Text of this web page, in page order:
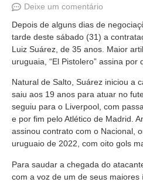
Deixe um comentário
Depois de alguns dias de
tarde deste sábado (31) a
Luiz Suárez, de 35 anos. Maior
uruguaia, “El Pistolero” assina por
Natural de Salto, Suárez iniciou a
saiu aos 19 anos para atuar no
seguiu para o Liverpool, com
e por fim pelo Atlético de Madrid.
assinou contrato com o Nacional,
uruguaio de 2022, com oito gols
Para saudar a chegada do
com a voz de um de seus